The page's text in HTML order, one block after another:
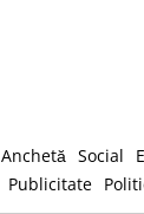
Anchetă Social
Publicitate